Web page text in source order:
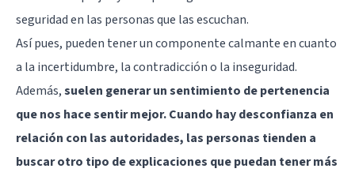
seguridad en las personas que las escuchan.
Así pues, pueden tener un componente calmante en cuanto
a la incertidumbre, la contradicción o la inseguridad.
Además,suelen generar un sentimiento de pertenencia
que nos hace sentir mejor. Cuando hay desconfianza en
relación con las autoridades, las personas tienden a
buscar otro tipo de explicaciones que puedan tener más